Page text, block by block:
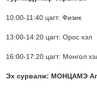
10:00-11:40 цагт: Физик
13:00-14:20 цагт: Орос хэл
16:00-17:20 цагт: Монгол
Эх сурвалж: МОНЦАМЭ